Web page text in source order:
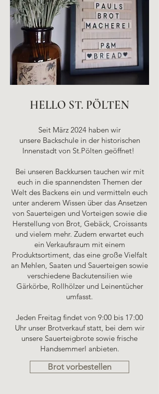
HELLO ST. PÖLTEN
Seit März 2024 haben wir
unsere Backschule in der historischen
Innenstadt von St.Pölten geöffnet!
Bei unseren Backkursen tauchen wir mit
euch in die spannendsten Themen der
Welt des Backens ein und vermitteln euch
unter anderem Wissen über das Ansetzen
von Sauerteigen und Vorteigen sowie die
Herstellung von Brot, Gebäck, Croissants
und vielem mehr. Zudem erwartet euch
ein Verkaufsraum mit einem
Produktsortiment, das eine große Vielfalt
an Mehlen, Saaten und Sauerteigen sowie
verschiedene Backutensilien wie
Gärkörbe, Rollhölzer und Leinentücher
umfasst.
Jeden Freitag findet von 9:00 bis 17:00
Uhr unser Brotverkauf statt, bei dem wir
unsere Sauerteigbrote sowie frische
Handsemmerl anbieten.
Brot vorbestellen